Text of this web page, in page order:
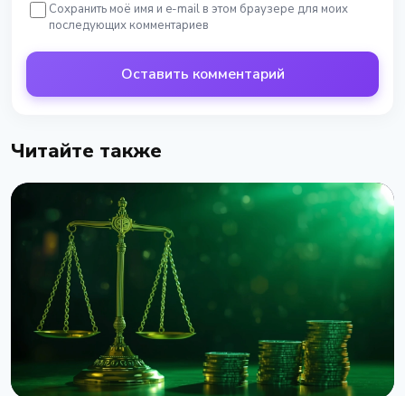
Сохранить моё имя и e-mail в этом браузере для моих
последующих комментариев
Оставить комментарий
Читайте также